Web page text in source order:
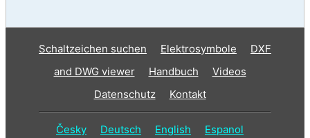
Schaltzeichen suchen Elektrosymbole
DXF
and DWG viewer
Handbuch
Videos
Datenschutz
Kontakt
Česky Deutsch English Espanol